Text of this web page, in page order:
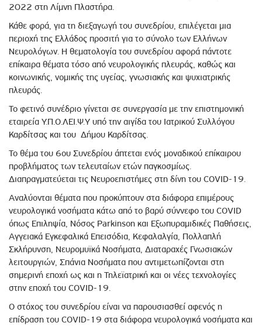
2022 στη Λίμνη Πλαστήρα.
Κάθε φορά, για τη διεξαγωγή του συνεδρίου, επιλέγεται μια
περιοχή της Ελλάδος προσιτή για το σύνολο των Ελλήνων
Νευρολόγων. Η θεματολογία του συνεδρίου αφορά πάντοτε
επίκαιρα θέματα τόσο από νευρολογικής πλευράς, καθώς και
κοινωνικής, νομικής της υγείας, γνωσιακής και ψυχιατρικής
πλευράς.
Το φετινό συνέδριο γίνεται σε συνεργασία με την επιστημονική
εταιρεία Υ.Π.Ο.ΛΕΙ.Ψ.Υ υπό την αιγίδα του Ιατρικού Συλλόγου
Καρδίτσας και του Δήμου Καρδίτσας.
Το θέμα του 6ου Συνεδρίου άπτεται ενός μοναδικού επίκαιρου
προβλήματος των τελευταίων ετών παγκοσμίως.
Διαπραγματεύεται τις Νευροεπιστήμες στη δίνη του COVID-19.
Αναλύονται θέματα που προκύπτουν στα διάφορα επιμέρους
νευρολογικά νοσήματα κάτω από το βαρύ σύννεφο του COVID
όπως Επιληψία, Νόσος Parkinson και Εξωπυραμιδικές Παθήσεις,
Αγγειακά Εγκεφαλικά Επεισόδια, Κεφαλαλγία, Πολλαπλή
Σκλήρυνση, Νευρομυϊκά Νοσήματα, Διαταραχές Γνωσιακών
λειτουργιών, Σπάνια Νοσήματα που αντιμετωπίζονται στη
σημερινή εποχή ως και η Τηλεϊατρική και οι νέες τεχνολογίες
στην εποχή του COVID-19.
Ο στόχος του συνεδρίου είναι να παρουσιασθεί αφενός η
επίδραση του COVID-19 στα διάφορα νευρολογικά νοσήματα και